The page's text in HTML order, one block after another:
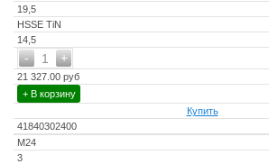
19,5
HSSE TiN
14,5
+
- 1
21 327.00 руб
+ В корзину
Купить
41840302400
M24
3